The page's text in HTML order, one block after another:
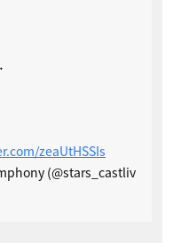
zeaUtHSSIs
(@stars_castliv